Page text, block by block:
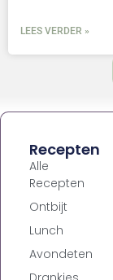
LEES VERDER »
Recepten
Alle
Recepten
Ontbijt
Lunch
Avondeten